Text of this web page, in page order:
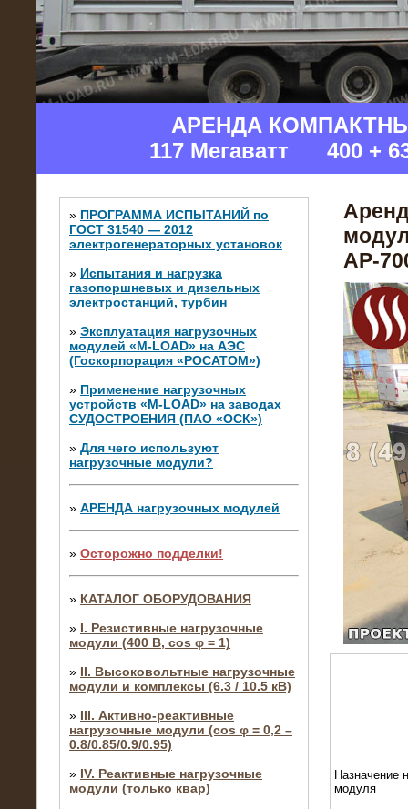
АРЕНДА
117 Мегаватт 400 +
» ПРОГРАММА ИСПЫТАНИЙ по
ГОСТ 31540 — 2012
электрогенераторных установок
» Испытания и нагрузка
газопоршневых и дизельных
электростанций, турбин
» Эксплуатация нагрузочных
модулей «M-LOAD» на АЭС
(Госкорпорация «РОСАТОМ»)
» Применение нагрузочных
устройств «M-LOAD» на заводах
СУДОСТРОЕНИЯ (ПАО «ОСК»)
» Для чего используют
нагрузочные модули?
» АРЕНДА нагрузочных модулей
» Осторожно подделки!
» КАТАЛОГ ОБОРУДОВАНИЯ
» I. Резистивные нагрузочные
модули (400 В, cos φ = 1)
» II. Высоковольтные нагрузочные
модули и комплексы (6.3 / 10.5 кВ)
» III. Активно-реактивные
нагрузочные модули (cos φ = 0,2 –
0.8/0.85/0.9/0.95)
» IV. Реактивные нагрузочные
модули (только квар)
АР-
Назначение
модуля